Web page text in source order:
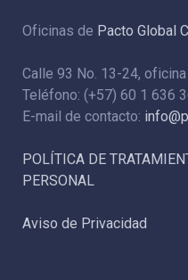
Oficinas de Pacto Global
Calle 93 No. 13-24,
Teléfono: (+57) 60 1 636
E-mail de contacto:
POLÍTICA DE
PERSONAL
Aviso de Privacidad